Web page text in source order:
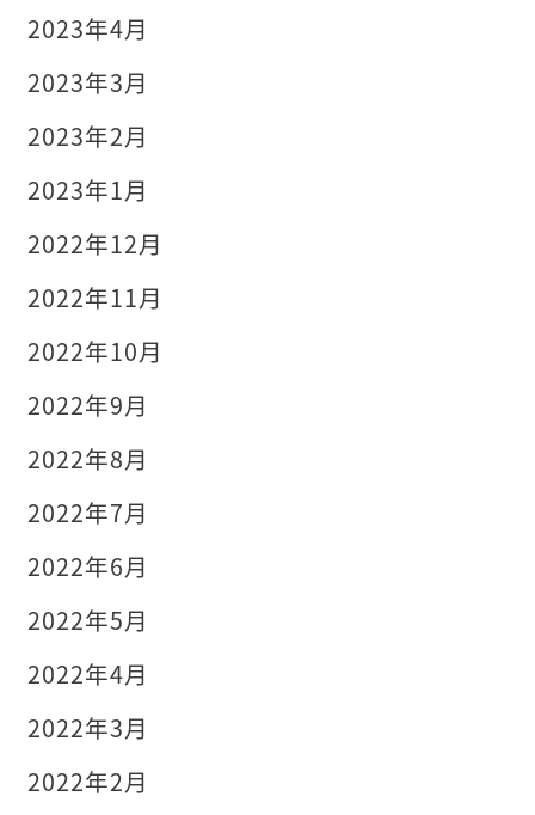
2023年4月
2023年3月
2023年2月
2023年1月
2022年12月
2022年11月
2022年10月
2022年9月
2022年8月
2022年7月
2022年6月
2022年5月
2022年4月
2022年3月
2022年2月